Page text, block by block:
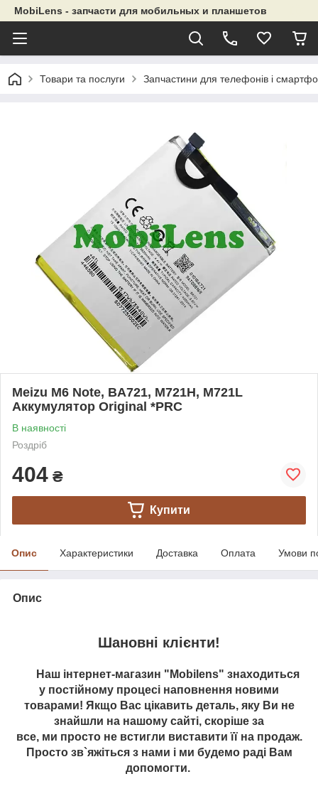
MobiLens - запчасти для мобильных и планшетов
Товари та послуги Запчастини для телефонів і
Meizu M6 Note, BA721, M721H, M721L
Аккумулятор Original *PRC
В наявності
Роздріб
404 ₴
Купити
Опис Характеристики Доставка Оплата Умови
Опис
Шановні клієнти!
Наш інтернет-магазин "Mobilens" знаходиться
у постійному процесі наповнення новими
товарами! Якщо Вас цікавить деталь, яку Ви не
знайшли на нашому сайті, скоріше за
все, ми просто не встигли виставити її на продаж.
Просто зв`яжіться з нами і ми будемо раді Вам
допомогти.